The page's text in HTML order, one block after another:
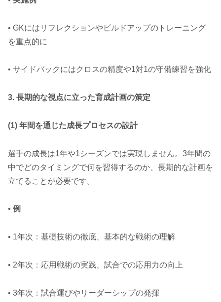
• GKにはリフレクションやビルドアップのトレーニング
を重点的に
• サイドバックにはクロスの精度や1対1の守備練習を強化
3. 長期的な視点に立った育成計画の策定
(1) 年間を通じた成長プロセスの設計
選手の成長は1年や1シーズンでは実現しません。3年間の
中でどのタイミングで何を習得するのか、長期的な計画を
立てることが必要です。
• 例
• 1年次：基礎技術の徹底、基本的な戦術の理解
• 2年次：応用戦術の実践、試合での応用力の向上
• 3年次：試合運びやリーダーシップの発揮